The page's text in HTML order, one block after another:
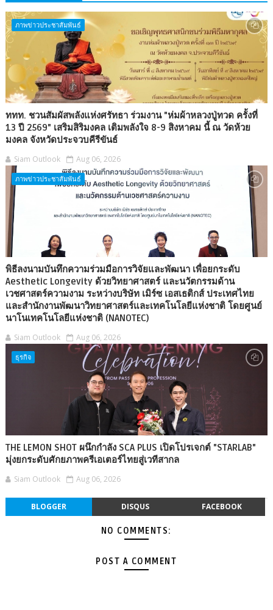
ภาพข่าวประชาสัมพันธ์
ททท. ชวนสัมผัสพลังแห่งศรัทธา ร่วมงาน "ห่มผ้าหลวงปู่ทวด ครั้งที่
13 ปี 2569" เสริมสิริมงคล เติมพลังใจ 8-9 สิงหาคม นี้ ณ วัดห้วย
มงคล จังหวัดประจวบคีรีขันธ์
Siam Outlook Aug 06, 2026
ภาพข่าวประชาสัมพันธ์
พิธีลงนามบันทึกความร่วมมือการวิจัยและพัฒนา เพื่อยกระดับ
Aesthetic Longevity ด้วยวิทยาศาสตร์ และนวัตกรรมด้าน
เวชศาสตร์ความงาม ระหว่างบริษัท เมิร์ซ เอสเธติกส์ ประเทศไทย
และสำนักงานพัฒนาวิทยาศาสตร์และเทคโนโลยีแห่งชาติ โดยศูนย์
นาโนเทคโนโลยีแห่งชาติ (NANOTEC)
Siam Outlook Aug 06, 2026
ธุรกิจ
THE LEMON SHOT ผนึกกำลัง SCA PLUS เปิดโปรเจกต์ "STARLAB"
มุ่งยกระดับศักยภาพครีเอเตอร์ไทยสู่เวทีสากล
Siam Outlook Aug 06, 2026
BLOGGER DISQUS FACEBOOK
NO COMMENTS:
POST A COMMENT